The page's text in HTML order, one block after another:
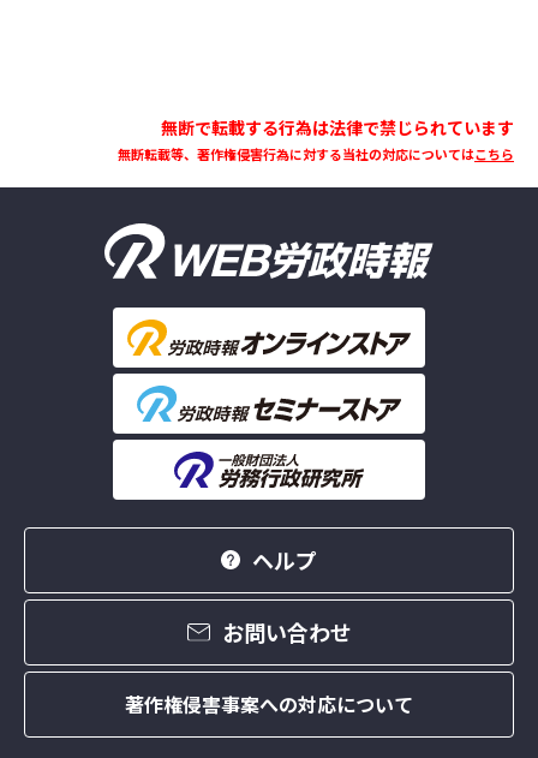
無断で転載する行為は法律で禁じられています
無断転載等、著作権侵害行為に対する当社の対応についてはこちら
ヘルプ
お問い合わせ
著作権侵害事案への対応について